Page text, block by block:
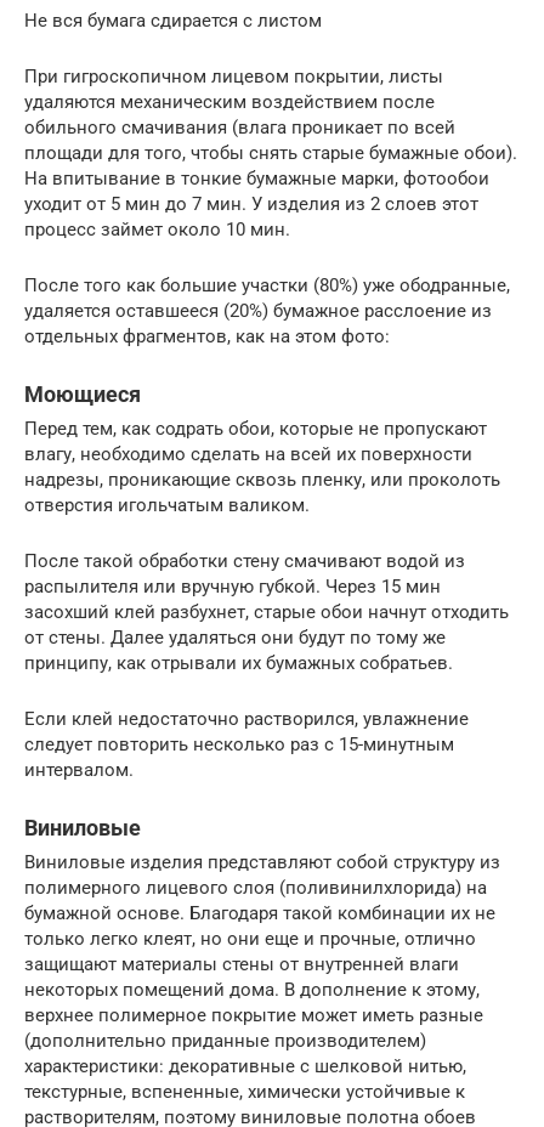
Не вся бумага сдирается с листом
При гигроскопичном лицевом покрытии, листы
удаляются механическим воздействием после
обильного смачивания (влага проникает по всей
площади для того, чтобы снять старые бумажные обои).
На впитывание в тонкие бумажные марки, фотообои
уходит от 5 мин до 7 мин. У изделия из 2 слоев этот
процесс займет около 10 мин.
После того как большие участки (80%) уже ободранные,
удаляется оставшееся (20%) бумажное расслоение из
отдельных фрагментов, как на этом фото:
Моющиеся
Перед тем, как содрать обои, которые не пропускают
влагу, необходимо сделать на всей их поверхности
надрезы, проникающие сквозь пленку, или проколоть
отверстия игольчатым валиком.
После такой обработки стену смачивают водой из
распылителя или вручную губкой. Через 15 мин
засохший клей разбухнет, старые обои начнут отходить
от стены. Далее удаляться они будут по тому же
принципу, как отрывали их бумажных собратьев.
Если клей недостаточно растворился, увлажнение
следует повторить несколько раз с 15-минутным
интервалом.
Виниловые
Виниловые изделия представляют собой структуру из
полимерного лицевого слоя (поливинилхлорида) на
бумажной основе. Благодаря такой комбинации их не
только легко клеят, но они еще и прочные, отлично
защищают материалы стены от внутренней влаги
некоторых помещений дома. В дополнение к этому,
верхнее полимерное покрытие может иметь разные
(дополнительно приданные производителем)
характеристики: декоративные с шелковой нитью,
текстурные, вспененные, химически устойчивые к
растворителям, поэтому виниловые полотна обоев